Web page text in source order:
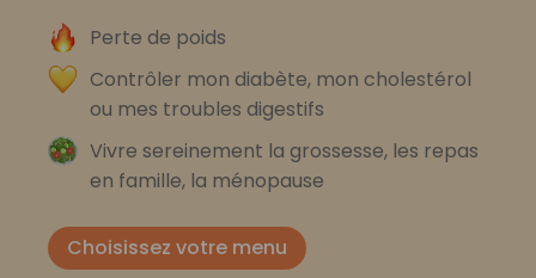
Perte de poids
Contrôler mon diabète, mon cholestérol
ou mes troubles digestifs
Vivre sereinement la grossesse, les repas
en famille, la ménopause
Choisissez votre menu